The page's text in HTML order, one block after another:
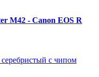
M42 - Canon EOS R